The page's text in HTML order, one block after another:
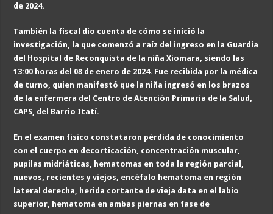
de 2024.
También la fiscal dio cuenta de cómo se inició la
investigación, la que comenzó a raíz del ingreso en la Guardia
del Hospital de Reconquista de la niña Xiomara, siendo las
13:00 horas del 08 de enero de 2024. Fue recibida por la médica
de turno, quien manifestó que la niña ingresó en los brazos
de la enfermera del Centro de Atención Primaria de la Salud,
CAPS, del Barrio Itatí.
En el examen físico constataron pérdida de conocimiento
con el cuerpo en decorticación, concentración muscular,
pupilas midriáticas, hematomas en toda la región parcial,
nuevos, recientes y viejos, encéfalo hematoma en región
lateral derecha, herida cortante de vieja data en el labio
superior, hematoma en ambas piernas en fase de